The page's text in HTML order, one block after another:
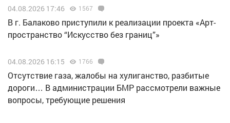
04.08.2026 17:46 1567
В г. Балаково приступили к реализации проекта «Арт-
пространство “Искусство без границ”»
04.08.2026 16:15 1766
Отсутствие газа, жалобы на хулиганство, разбитые
дороги… В администрации БМР рассмотрели важные
вопросы, требующие решения